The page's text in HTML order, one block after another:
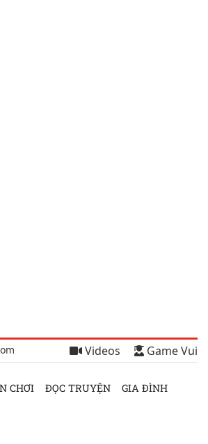
Videos Game Vui
CHƠI ĐỌC TRUYỆN GIA ĐÌNH